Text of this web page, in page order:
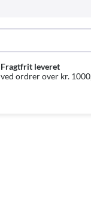
Fragtfrit leveret
ved ordrer over kr.